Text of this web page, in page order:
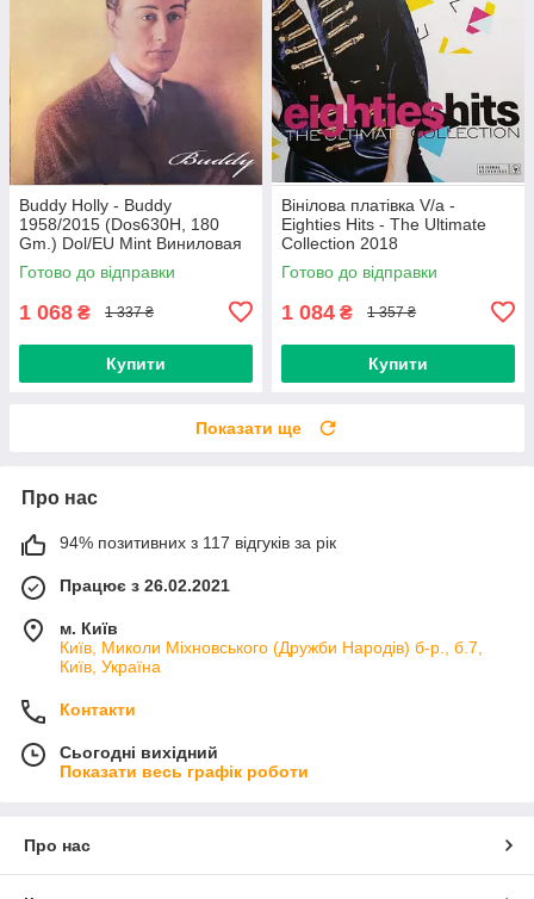
Buddy Holly - Buddy
1958/2015 (Dos630H, 180
Gm.) Dol/EU Mint Виниловая
пластинка (art.234454)
Готово до відправки
1 068 ₴ 1 337 ₴
Купити
Вінілова платівка V/a -
Eighties Hits - The Ultimate
Collection 2018
(0190758737713) Sony
Music/EU Mint
Готово до відправки
1 084 ₴ 1 357 ₴
Купити
Показати ще
Про нас
94% позитивних з 117 відгуків за рік
Працює з 26.02.2021
м. Київ
Київ, Миколи Міхновського (Дружби Народів) б-р., б.7,
Київ, Україна
Контакти
Сьогодні вихідний
Показати весь графік роботи
Про нас